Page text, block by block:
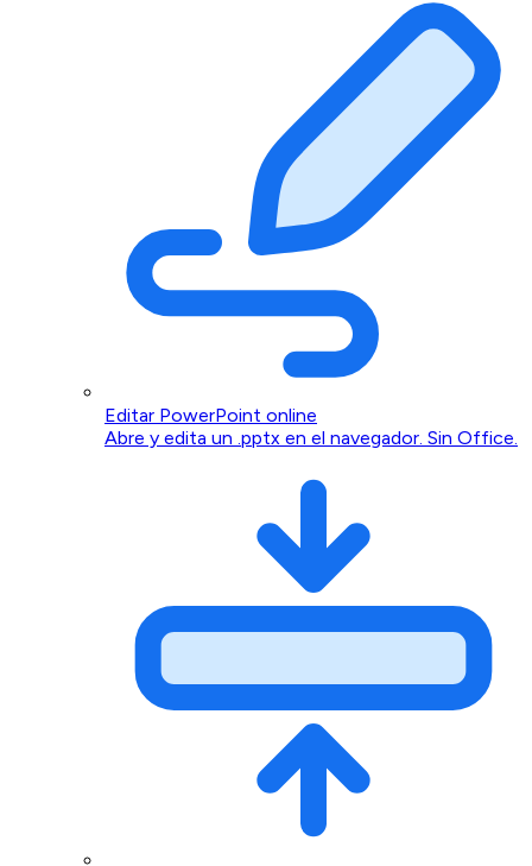
Editar PowerPoint online
Abre y edita un .pptx en el navegador. Sin Office.